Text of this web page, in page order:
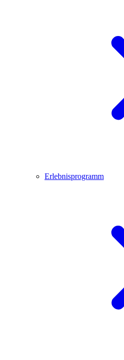
Erlebnisprogramm